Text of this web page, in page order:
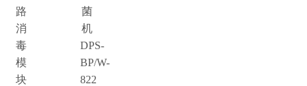
路
消
毒
模
块
菌
机
DPS-
BP/W-
822